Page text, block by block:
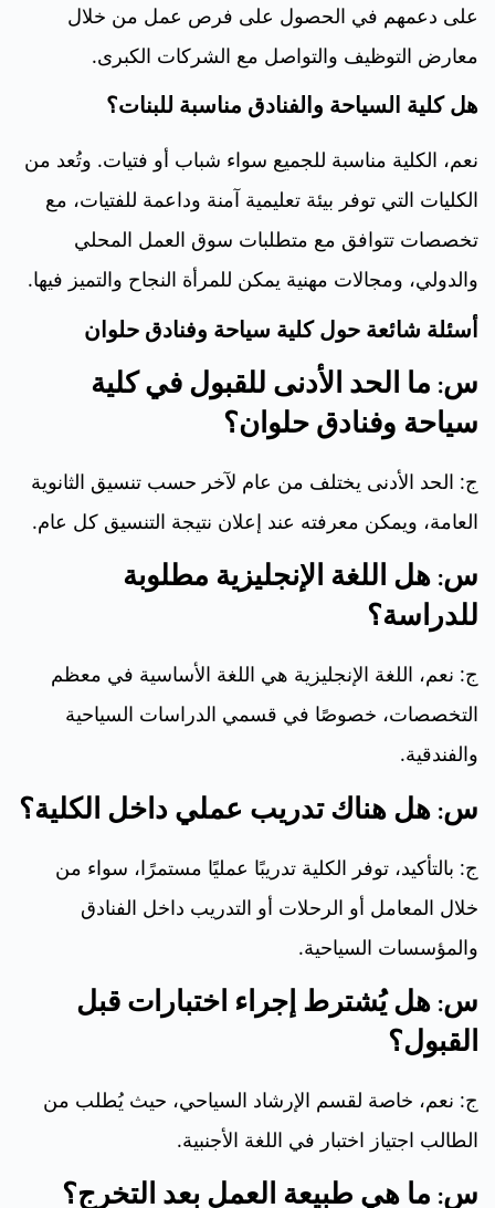
على دعمهم في الحصول على فرص عمل من خلال
معارض التوظيف والتواصل مع الشركات الكبرى.
هل كلية السياحة والفنادق مناسبة للبنات؟
نعم، الكلية مناسبة للجميع سواء شباب أو فتيات. وتُعد من
الكليات التي توفر بيئة تعليمية آمنة وداعمة للفتيات، مع
تخصصات تتوافق مع متطلبات سوق العمل المحلي
والدولي، ومجالات مهنية يمكن للمرأة النجاح والتميز فيها.
أسئلة شائعة حول كلية سياحة وفنادق حلوان
س: ما الحد الأدنى للقبول في كلية
سياحة وفنادق حلوان؟
ج: الحد الأدنى يختلف من عام لآخر حسب تنسيق الثانوية
العامة، ويمكن معرفته عند إعلان نتيجة التنسيق كل عام.
س: هل اللغة الإنجليزية مطلوبة
للدراسة؟
ج: نعم، اللغة الإنجليزية هي اللغة الأساسية في معظم
التخصصات، خصوصًا في قسمي الدراسات السياحية
والفندقية.
س: هل هناك تدريب عملي داخل الكلية؟
ج: بالتأكيد، توفر الكلية تدريبًا عمليًا مستمرًا، سواء من
خلال المعامل أو الرحلات أو التدريب داخل الفنادق
والمؤسسات السياحية.
س: هل يُشترط إجراء اختبارات قبل
القبول؟
ج: نعم، خاصة لقسم الإرشاد السياحي، حيث يُطلب من
الطالب اجتياز اختبار في اللغة الأجنبية.
س: ما هي طبيعة العمل بعد التخرج؟